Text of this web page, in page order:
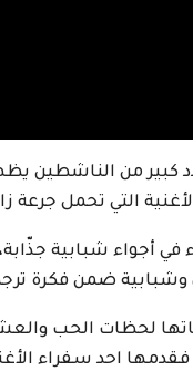
كبير من الناشطين
التي تحمل جرعة
في أجواء شبابية
وشبابية ضمن فكرة
لحظات الحب
احد سفراء